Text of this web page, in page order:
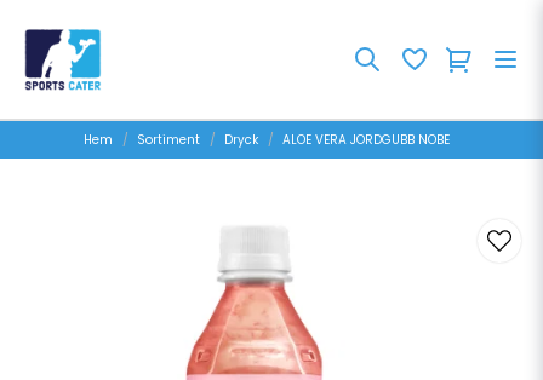
Hem Sortiment Dryck ALOE VERA JORDGUBB NOBE